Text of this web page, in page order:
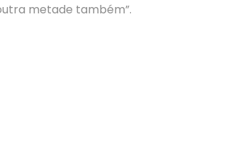
metade também”.